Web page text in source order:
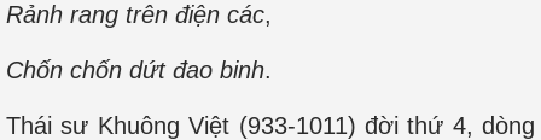
Rảnh rang trên điện các,
Chốn chốn dứt đao binh.
Thái sư Khuông Việt (933-1011) đời thứ 4, dòng